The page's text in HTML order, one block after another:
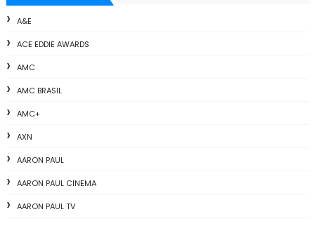
A&E
ACE EDDIE AWARDS
AMC
AMC BRASIL
AMC+
AXN
AARON PAUL
AARON PAUL CINEMA
AARON PAUL TV